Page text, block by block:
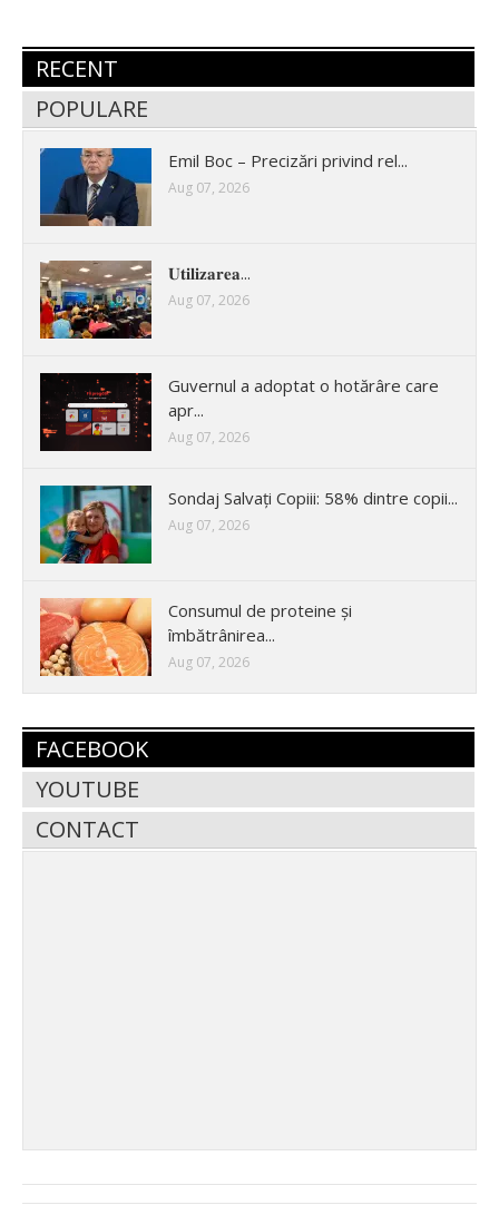
RECENT
POPULARE
Emil Boc – Precizări privind rel...
Aug 07, 2026
𝐔𝐭𝐢𝐥𝐢𝐳𝐚𝐫𝐞𝐚...
Aug 07, 2026
Guvernul a adoptat o hotărâre care
apr...
Aug 07, 2026
Sondaj Salvați Copiii: 58% dintre copii...
Aug 07, 2026
Consumul de proteine și
îmbătrânirea...
Aug 07, 2026
FACEBOOK
YOUTUBE
CONTACT